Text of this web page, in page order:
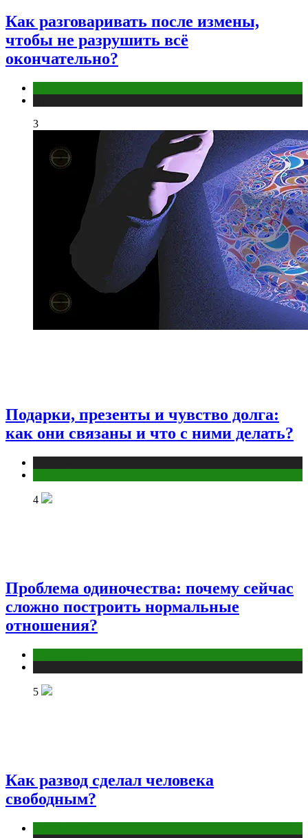
Как разговаривать после измены,
чтобы не разрушить всё
окончательно?
3
Подарки, презенты и чувство долга:
как они связаны и что с ними делать?
4
Проблема одиночества: почему сейчас
сложно построить нормальные
отношения?
5
Как развод сделал человека
свободным?